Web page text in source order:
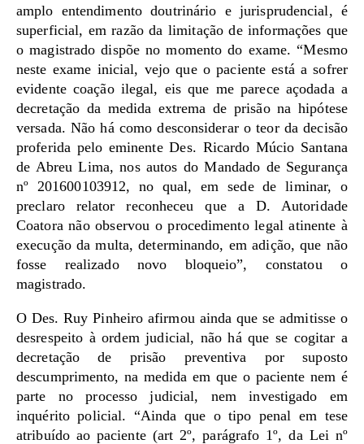
amplo entendimento doutrinário e jurisprudencial, é
superficial, em razão da limitação de informações que
o magistrado dispõe no momento do exame. “Mesmo
neste exame inicial, vejo que o paciente está a sofrer
evidente coação ilegal, eis que me parece açodada a
decretação da medida extrema de prisão na hipótese
versada. Não há como desconsiderar o teor da decisão
proferida pelo eminente Des. Ricardo Múcio Santana
de Abreu Lima, nos autos do Mandado de Segurança
nº 201600103912, no qual, em sede de liminar, o
preclaro relator reconheceu que a D. Autoridade
Coatora não observou o procedimento legal atinente à
execução da multa, determinando, em adição, que não
fosse realizado novo bloqueio”, constatou o
magistrado.
O Des. Ruy Pinheiro afirmou ainda que se admitisse o
desrespeito à ordem judicial, não há que se cogitar a
decretação de prisão preventiva por suposto
descumprimento, na medida em que o paciente nem é
parte no processo judicial, nem investigado em
inquérito policial. “Ainda que o tipo penal em tese
atribuído ao paciente (art 2º, parágrafo 1º, da Lei nº